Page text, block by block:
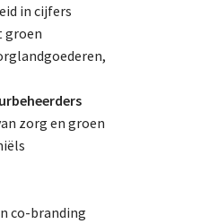
in cijfers
groen
zorg en groen
co-branding
Pacht
GLB